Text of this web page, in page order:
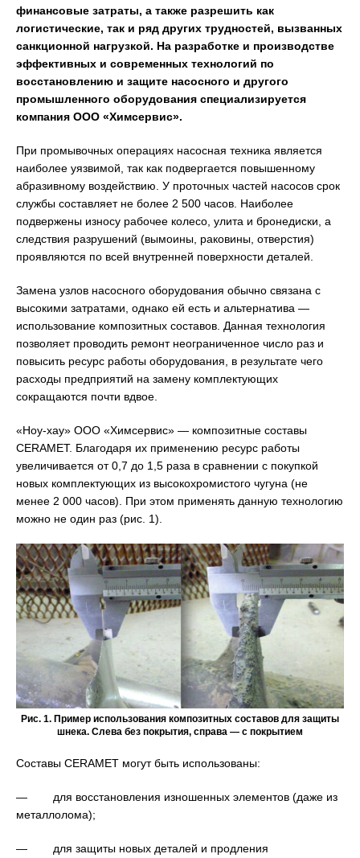
финансовые затраты, а также разрешить как
логистические, так и ряд других трудностей, вызванных
санкционной нагрузкой. На разработке и производстве
эффективных и современных технологий по
восстановлению и защите насосного и другого
промышленного оборудования специализируется
компания ООО «Химсервис».
При промывочных операциях насосная техника является
наиболее уязвимой, так как подвергается повышенному
абразивному воздействию. У проточных частей насосов срок
службы составляет не более 2 500 часов. Наиболее
подвержены износу рабочее колесо, улита и бронедиски, а
следствия разрушений (вымоины, раковины, отверстия)
проявляются по всей внутренней поверхности деталей.
Замена узлов насосного оборудования обычно связана с
высокими затратами, однако ей есть и альтернатива —
использование композитных составов. Данная технология
позволяет проводить ремонт неограниченное число раз и
повысить ресурс работы оборудования, в результате чего
расходы предприятий на замену комплектующих
сокращаются почти вдвое.
«Ноу-хау» ООО «Химсервис» — композитные составы
CERAMET. Благодаря их применению ресурс работы
увеличивается от 0,7 до 1,5 раза в сравнении с покупкой
новых комплектующих из высокохромистого чугуна (не
менее 2 000 часов). При этом применять данную технологию
можно не один раз (рис. 1).
Рис. 1. Пример использования композитных составов для защиты
шнека. Слева без покрытия, справа — с покрытием
Составы CERAMET могут быть использованы:
— для восстановления изношенных элементов (даже из
металлолома);
— для защиты новых деталей и продления